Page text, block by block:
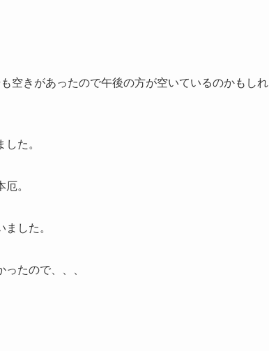
空きがあったので午後の方が空いているのかもしれ
た。
。
した。
たので、、、